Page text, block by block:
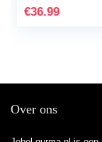
erg hoog,
€36.99
Over ons